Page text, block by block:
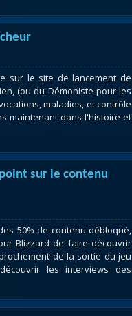
sur le site de lancement de
(ou du Démoniste pour les
maladies, et contrôle
maintenant dans l'histoire et
sur le contenu
50% de contenu débloqué,
Blizzard de faire découvrir
de la sortie du jeu
les interviews des